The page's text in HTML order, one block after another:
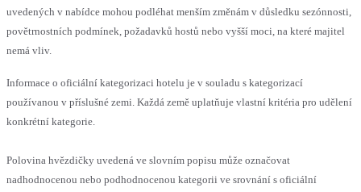
uvedených v nabídce mohou podléhat menším změnám v důsledku sezónnosti,
povětrnostních podmínek, požadavků hostů nebo vyšší moci, na které majitel
nemá vliv.
Informace o oficiální kategorizaci hotelu je v souladu s kategorizací
používanou v příslušné zemi. Každá země uplatňuje vlastní kritéria pro udělení
konkrétní kategorie.
Polovina hvězdičky uvedená ve slovním popisu může označovat
nadhodnocenou nebo podhodnocenou kategorii ve srovnání s oficiální